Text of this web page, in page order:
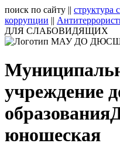
поиск по сайту || структура
коррупции ||
ДЛЯ СЛАБОВИДЯЩИХ
учреждение
образования
юношеская